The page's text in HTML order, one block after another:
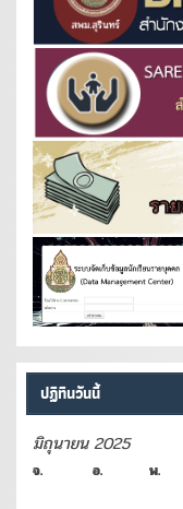
ปฏิทินวันนี้
มิถุนายน 2025
จ. อ. พ.